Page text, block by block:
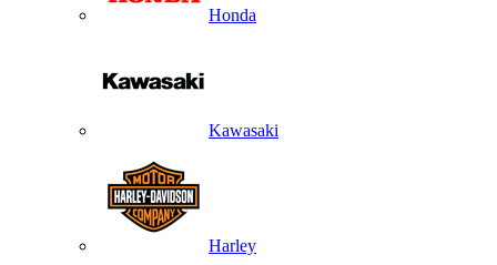
Honda
Kawasaki
Harley